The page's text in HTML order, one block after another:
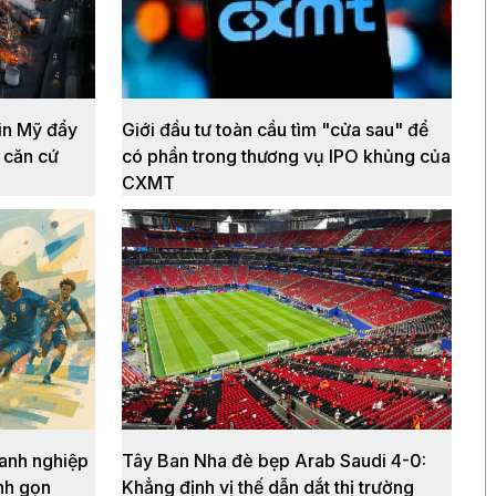
Mỹ đẩy
cứ
Giới đầu tư toàn cầu tìm "cửa sau" để
có phần trong thương vụ IPO khủng của
CXMT
nghiệp
gọn
Tây Ban Nha đè bẹp Arab Saudi 4-0:
Khẳng định vị thế dẫn dắt thị trường